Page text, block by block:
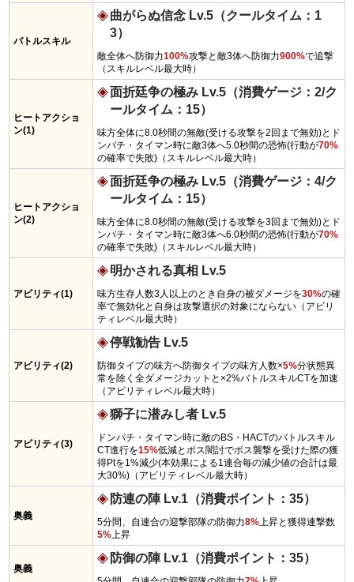
バトルスキル
曲がらぬ信念 Lv.5（クールタイム：1
3）
敵全体へ防御力100%攻撃と敵3体へ防御力900%で追撃
（スキルレベル最大時）
ヒートアクショ
ン(1)
面折廷争の極み Lv.5（消費ゲージ：2/ク
ールタイム：15）
味方全体に8.0秒間の無敵(受ける攻撃を2回まで無効)とド
ンパチ・タイマン時に敵3体へ5.0秒間の恐怖(行動が70%
の確率で失敗)（スキルレベル最大時）
ヒートアクショ
ン(2)
面折廷争の極み Lv.5（消費ゲージ：4/ク
ールタイム：15）
味方全体に8.0秒間の無敵(受ける攻撃を3回まで無効)とド
ンパチ・タイマン時に敵3体へ6.0秒間の恐怖(行動が70%
の確率で失敗)（スキルレベル最大時）
アビリティ(1)
明かされる真相 Lv.5
味方生存人数3人以上のとき自身の被ダメージを30%の確
率で無効化と自身は攻撃選択の対象にならない（アビリ
ティレベル最大時）
アビリティ(2)
停戦勧告 Lv.5
防御タイプの味方へ防御タイプの味方人数×5%分状態異
常を除く全ダメージカットと×2%バトルスキルCTを加速
（アビリティレベル最大時）
アビリティ(3)
獅子に潜みし者 Lv.5
ドンパチ・タイマン時に敵のBS・HACTのバトルスキル
CT進行を15%低減とボス闇討でボス襲撃を受けた際の獲
得Ptを1%減少(本効果による1連合毎の減少値の合計は最
大30%)（アビリティレベル最大時）
奥義
防連の陣 Lv.1（消費ポイント：35）
5分間、自連合の迎撃部隊の防御力8%上昇と獲得連撃数
5%上昇
奥義
防御の陣 Lv.1（消費ポイント：35）